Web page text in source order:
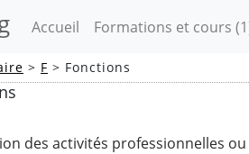
Accueil (current)
Formations et cours
> F > Fonctions
des activités professionnelles